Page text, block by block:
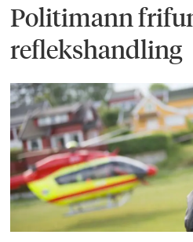
Politimann
reflekshandling